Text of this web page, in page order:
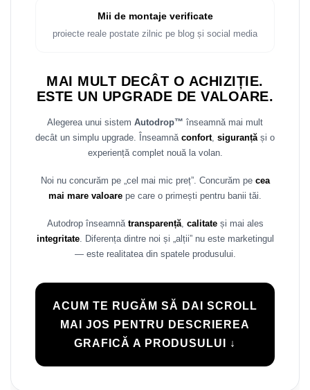
Rame adaptoare Peugeot
Rame adaptoare Daihatsu
Rame adaptoare Mazda
Rame adaptoare Kia
Rame adaptoare Alfa Romeo
Rame adaptoare Nissan
Rame adaptoare Fiat
Rame adaptoare Hyundai
Rame adaptoare Chevrolet
Rame adaptoare Mitsubishi
Rame adaptoare Jeep
Mii de montaje verificate
proiecte reale postate zilnic pe blog și social media
MAI MULT DECÂT O ACHIZIȚIE.
ESTE UN UPGRADE DE VALOARE.
Alegerea unui sistem Autodrop™ înseamnă mai mult
decât un simplu upgrade. Înseamnă confort, siguranțăși o
experiență complet nouă la volan.
Noi nu concurăm pe „cel mai mic preț”. Concurăm pe cea
mai mare valoare pe care o primești pentru banii tăi.
Autodrop înseamnă transparență, calitateși mai ales
integritate. Diferența dintre noi și „alții” nu este marketingul
— este realitatea din spatele produsului.
ACUM TE RUGĂM SĂ DAI SCROLL
MAI JOS PENTRU DESCRIEREA
GRAFICĂ A PRODUSULUI ↓